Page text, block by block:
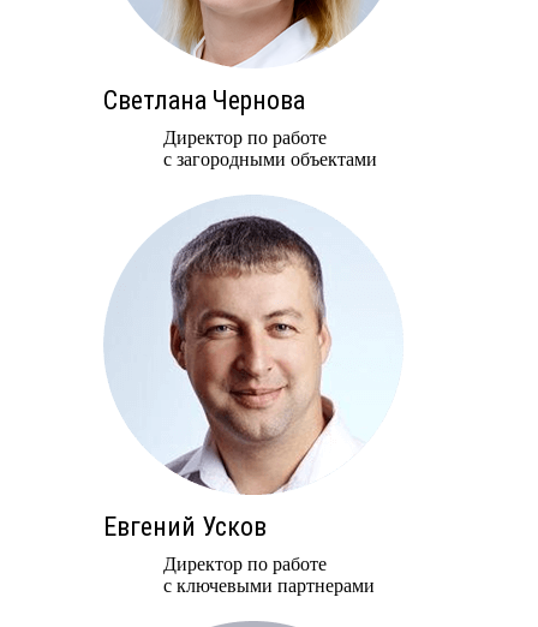
Светлана Чернова
Директор по работе
с загородными объектами
Евгений Усков
Директор по работе
с ключевыми партнерами